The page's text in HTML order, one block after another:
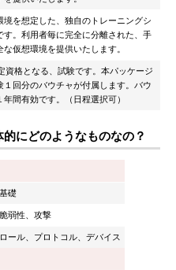
境を想定した、独自のトレーニングシ
す。利用者毎に完全に分離された、手
な仮想環境を提供いたします。
資格となる、試験です。本パッケージ
１回分のバウチャが付属します。バウ
年間有効です。（日程選択可）
にどのようなものなの？
礎
弱性、攻撃
ール、プロトコル、デバイス